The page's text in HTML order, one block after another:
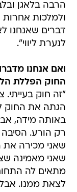
הרבה בלאגן
ולמלכות
דברים שאנחנו
לנערת ליווי".
ואם אנחנו
החוק הפללת
"זה חוק
באותה מידה,
רק הורע.
שאני מכירה
שאני מאמינה
מתאים לה
לצאת ממנו. אבל